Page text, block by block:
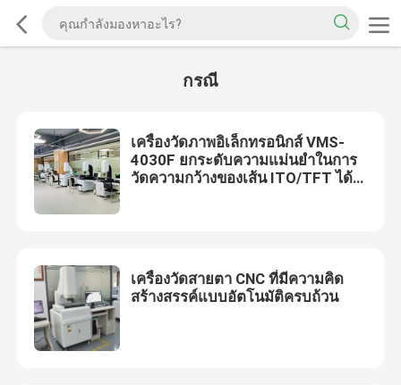
กรณี
เครื่องวัดภาพอิเล็กทรอนิกส์ VMS-
4030F ยกระดับความแม่นยำในการ
วัดความกว้างของเส้น ITO/TFT ได้
เครื่องวัดสายตา CNC ที่มีความคิด
สร้างสรรค์แบบอัตโนมัติครบถ้วน